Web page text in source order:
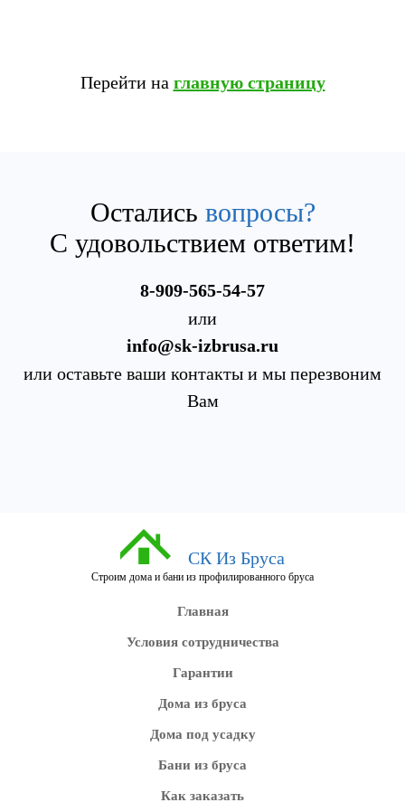
Перейти на главную страницу
Остались вопросы?
С удовольствием ответим!
8-909-565-54-57
или
info@sk-izbrusa.ru
или оставьте ваши контакты и мы перезвоним
Вам
СК Из Бруса
Строим дома и бани из профилированного бруса
Главная
Условия сотрудничества
Гарантии
Дома из бруса
Дома под усадку
Бани из бруса
Как заказать